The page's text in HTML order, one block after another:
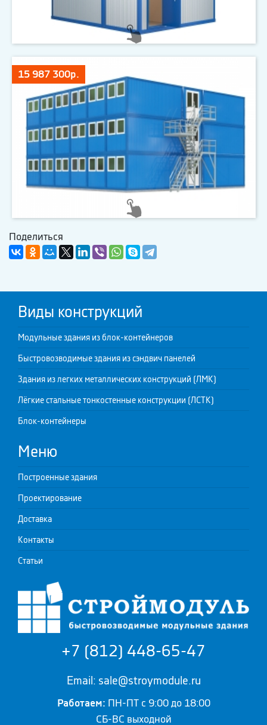
15 987 300р.
Поделиться
Виды конструкций
Модульные здания из блок-контейнеров
Быстровозводимые здания из сэндвич панелей
Здания из легких металлических конструкций (ЛМК)
Лёгкие стальные тонкостенные конструкции (ЛСТК)
Блок-контейнеры
Меню
Построенные здания
Проектирование
Доставка
Контакты
Статьи
+7 (812) 448-65-47
Email: sale@stroymodule.ru
Работаем: ПН-ПТ с 9:00 до 18:00
СБ-ВС выходной